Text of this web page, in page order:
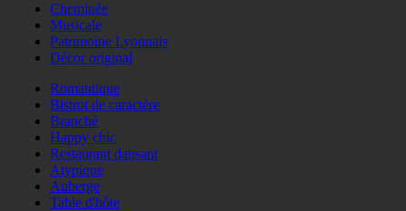
Cheminée
Musicale
Patrimoine Lyonnais
Décor original
Romantique
Bistrot de caractère
Branché
Happy chic
Restaurant dansant
Atypique
Auberge
Table d'hôte